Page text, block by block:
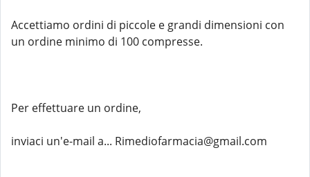
Accettiamo ordini di piccole e grandi dimensioni con
un ordine minimo di 100 compresse.
Per effettuare un ordine,
inviaci un'e-mail a... Rimediofarmacia@gmail.com